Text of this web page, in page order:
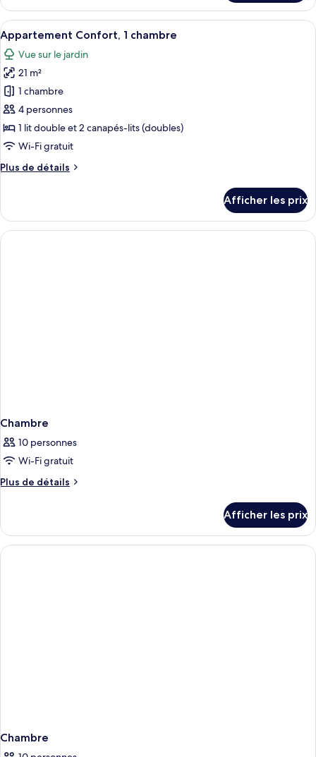
chambres
Appartement
Confort,
2
chambres
Afficher
toutes
les
photos
pour
ce
type
de
chambre :
Appartement
chambre
Une chambre à coucher avec un lit,
9
Appartement Confort, 1 chambre
Vue sur le jardin
21 m²
1 chambre
4 personnes
1 lit double et 2 canapés-lits (doubles)
Wi-Fi gratuit
Plus de détails
Plus
Appartement
Confort,
1
Afficher les prix
Chambre
10 personnes
Wi-Fi gratuit
Plus de détails
Plus
Chambre
Afficher les prix
Chambre